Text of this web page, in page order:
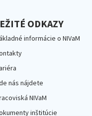
ODKAZY
informácie o NIVaM
nás nájdete
NIVaM
inštitúcie